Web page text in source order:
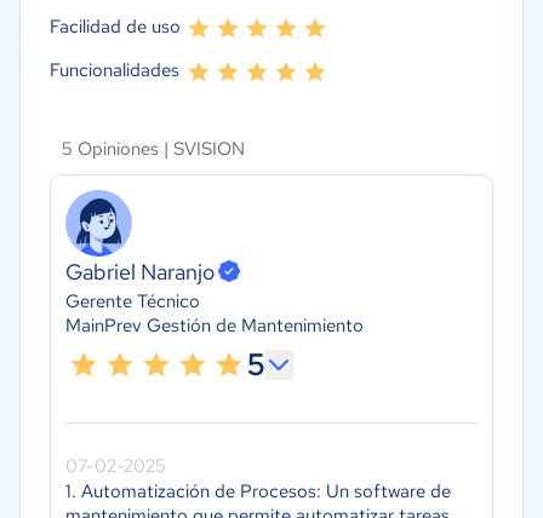
Facilidad de uso
Funcionalidades
5 Opiniones | SVISION
Gabriel Naranjo
Gerente Técnico
MainPrev Gestión de Mantenimiento
5
07-02-2025
1. Automatización de Procesos: Un software de